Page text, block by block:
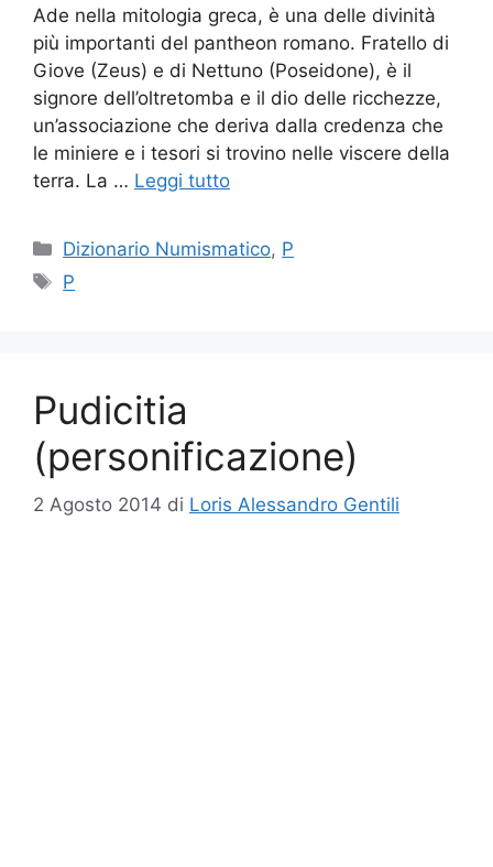
Ade nella mitologia greca, è una delle divinità
più importanti del pantheon romano. Fratello di
Giove (Zeus) e di Nettuno (Poseidone), è il
signore dell’oltretomba e il dio delle ricchezze,
un’associazione che deriva dalla credenza che
le miniere e i tesori si trovino nelle viscere della
terra. La … Leggi tutto
Categorie
Dizionario Numismatico, P
Tag
P
Pudicitia
(personificazione)
2 Agosto 2014 di Loris Alessandro Gentili